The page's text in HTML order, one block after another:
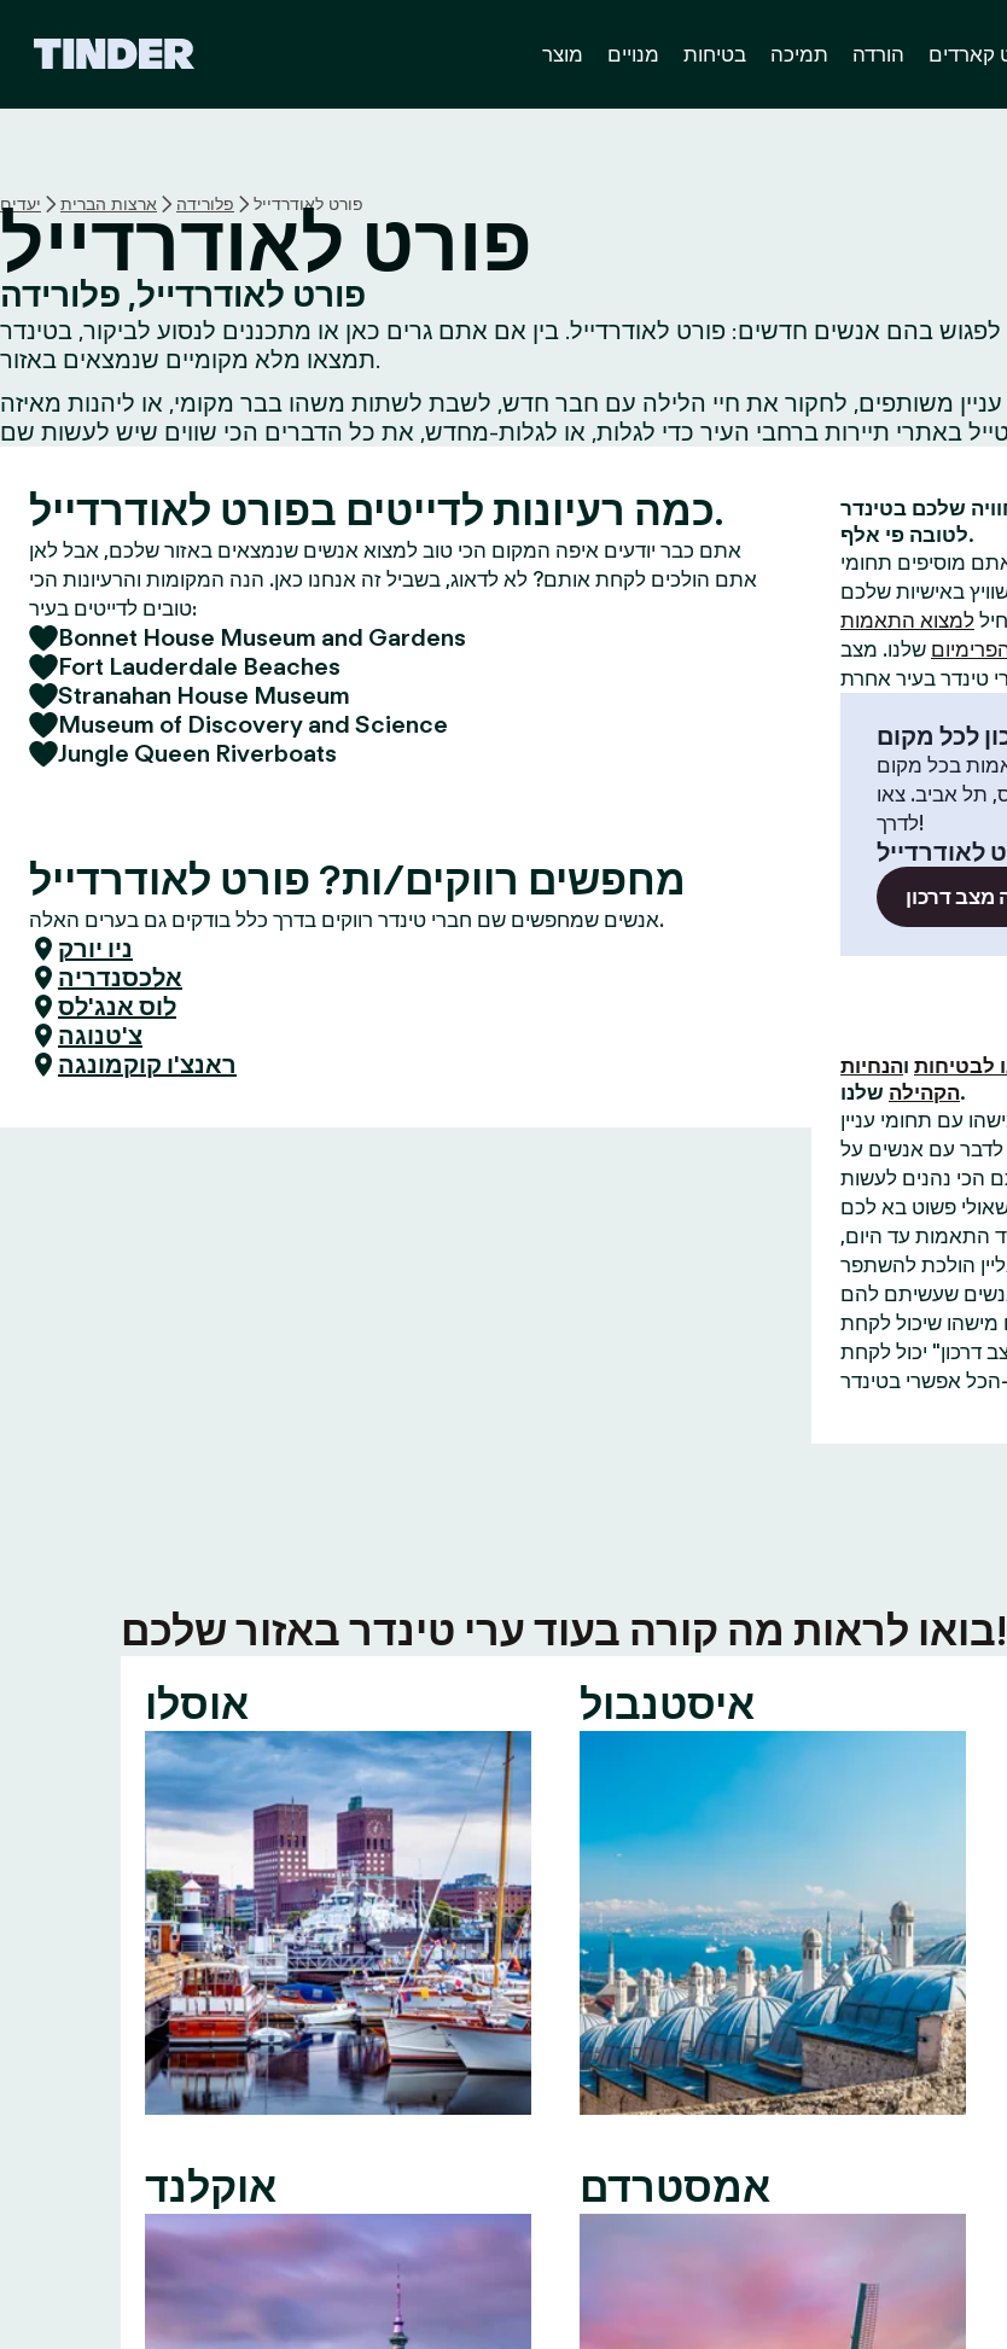
ש
ל
ד
ר
מוצר מנויים בטיחות תמיכה הורדה קארדים
יעדים ארצות הברית פלורידה פורט לאודרדייל
פורט לאודרדייל
פורט לאודרדייל, פלורידה
בהם אנשים חדשים: פורט לאודרדייל. בין אם אתם גרים כאן או מתכננים לנסוע לביקור, בטינדר
תמצאו מלא מקומיים שנמצאים באזור.
משותפים, לחקור את חיי הלילה עם חבר חדש, לשבת לשתות משהו בבר מקומי, או ליהנות מאיזה
כמה רעיונות לדייטים בפורט לאודרדייל.
אתם כבר יודעים איפה המקום הכי טוב למצוא אנשים שנמצאים באזור שלכם, אבל לאן
אתם הולכים לקחת אותם? לא לדאוג, בשביל זה אנחנו כאן. הנה המקומות והרעיונות הכי
טובים לדייטים בעיר:
Bonnet House Museum and Gardens
Fort Lauderdale Beaches
Stranahan House Museum
Museum of Discovery and Science
Jungle Queen Riverboats
מחפשים רווקים/ות? פורט לאודרדייל
אנשים שמחפשים שם חברי טינדר רווקים בדרך כלל בודקים גם בערים האלה.
ניו יורק
אלכסנדריה
לוס אנג'לס
צ'טנוגה
ראנצ'ו קוקמונגה
שלכם בטינדר
לטובה פי אלף.
מוסיפים תחומי
למצוא התאמות
שלנו. מצב
לכל מקום
בכל מקום
תל אביב. צאו
לדרך!
לאודרדייל
לבטיחות והנחיות
הקהילהשלנו.
עם תחומי עניין
לדבר עם אנשים על
פשוט בא לכם
לו משינוי האקלים כמוכם? עם 55 מיליארד התאמות עד היום,
הולכת להשתפר
שעשיתם להם
מישהו שיכול לקחת
יכול לקחת
בואו לראות מה קורה בעוד ערי טינדר באזור שלכם!
אוסלו
אוקלנד
איסטנבול
אמסטרדם